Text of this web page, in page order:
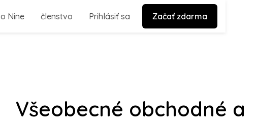
o Nine členstvo Prihlásiť sa Začať zdarma
Všeobecné obchodné a